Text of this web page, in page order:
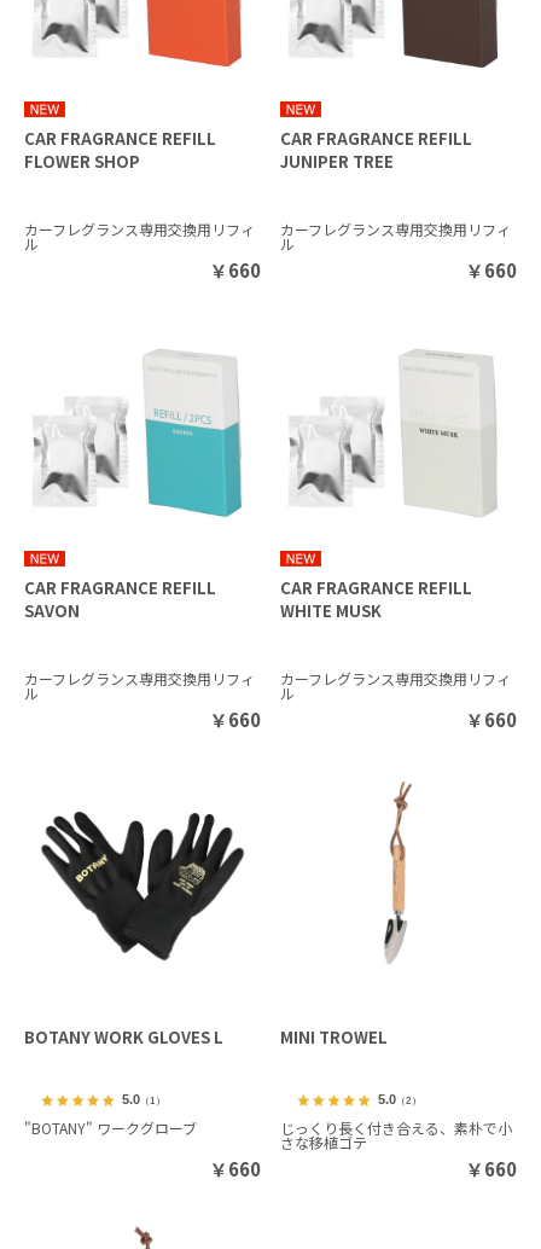
CAR FRAGRANCE REFILL
FLOWER SHOP
カーフレグランス専用交換用リフィ
ル
￥660
CAR FRAGRANCE REFILL
JUNIPER TREE
カーフレグランス専用交換用リフィ
ル
￥660
CAR FRAGRANCE REFILL
SAVON
カーフレグランス専用交換用リフィ
ル
￥660
CAR FRAGRANCE REFILL
WHITE MUSK
カーフレグランス専用交換用リフィ
ル
￥660
BOTANY WORK GLOVES L
5.0（1）
"BOTANY" ワークグローブ
￥660
MINI TROWEL
5.0 （2）
じっくり長く付き合える、素朴で小
さな移植ゴテ
￥660